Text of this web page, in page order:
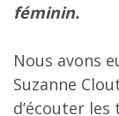
féminin.
Nous avons
Suzanne
d’écouter